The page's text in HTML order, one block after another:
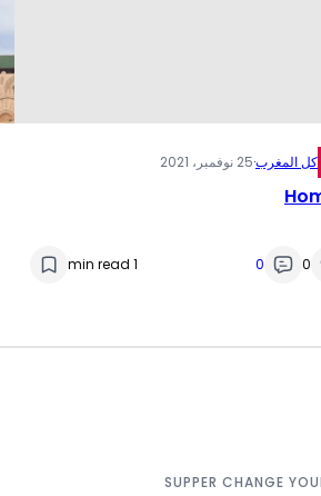
كل المغرب·25 نوفمبر، 2021
0
0
1 min read
SUPPER CHANGE